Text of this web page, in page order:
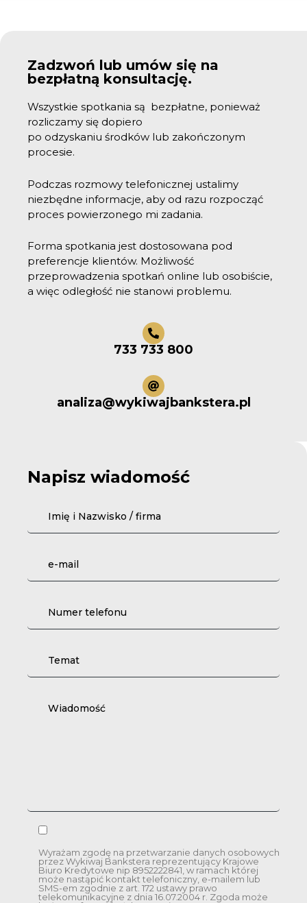
Zadzwoń lub umów się na
bezpłatną konsultację.
Wszystkie spotkania są bezpłatne, ponieważ
rozliczamy się dopiero
po odzyskaniu środków lub zakończonym
procesie.
Podczas rozmowy telefonicznej ustalimy
niezbędne informacje, aby od razu rozpocząć
proces powierzonego mi zadania.
Forma spotkania jest dostosowana pod
preferencje klientów. Możliwość
przeprowadzenia spotkań online lub osobiście,
a więc odległość nie stanowi problemu.
733 733 800
analiza@wykiwajbankstera.pl
Napisz wiadomość
Wyrażam zgodę na przetwarzanie danych osobowych
przez Wykiwaj Bankstera reprezentujący Krajowe
Biuro Kredytowe nip 8952222841, w ramach której
może nastąpić kontakt telefoniczny, e-mailem lub
SMS-em zgodnie z art. 172 ustawy prawo
telekomunikacyjne z dnia 16.07.2004 r. Zgoda może